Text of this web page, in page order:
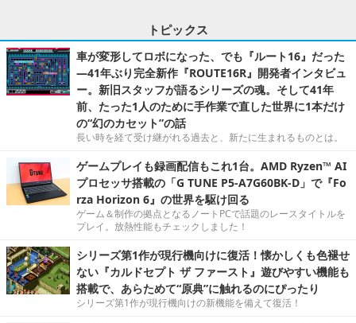
トピックス
車が変形してロボになった、でも『ルート16』だった
―41年ぶり完全新作『ROUTE16R』開発者インタビュ
ー。新旧スタッフが語るシリーズの魂。そして41年
前、たった1人のために手作業で直した世界に1本だけ
の“幻のカセット”の話
長い時を経て受け継がれる過去と、新たに生まれるものとは。
ゲームプレイも録画配信もこれ1台。AMD Ryzen™ AI
プロセッサ搭載の「G TUNE P5-A7G60BK-D」で『Fo
rza Horizon 6』の世界を駆け回る
ゲーム＆制作の拠点となるノートPCで話題のレースタイトルを
プレイ。放熱性能もチェックしました！
シリーズ第1作が現行機向けに復活！懐かしくも色褪せ
ない『カルドセプト ザ ファースト』遊びやすい機能も
搭載で、あらためて“原典”に触れるのにぴったり
シリーズ第1作が現行機向けの新機能を備えて復活！